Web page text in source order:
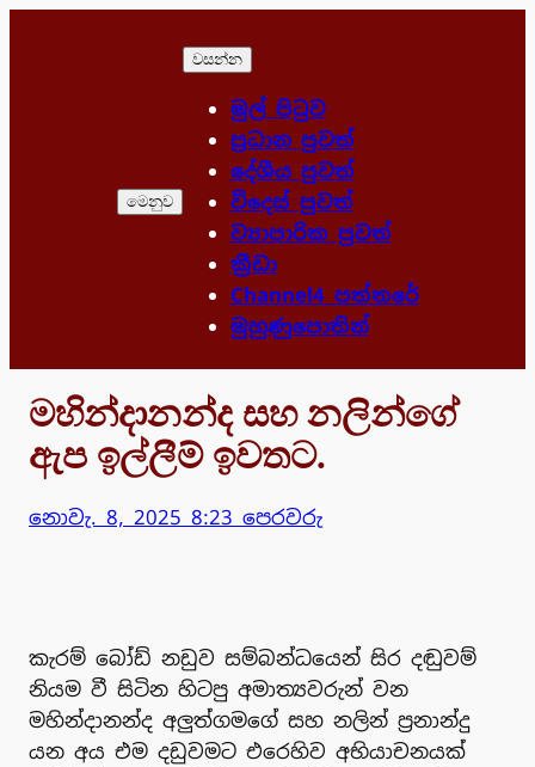
මෙනුව
වසන්න
මුල් පිටුව
ප්‍රධාන පුවත්
දේශීය පුවත්
විදෙස් පුවත්
ව්‍යාපාරික පුවත්
ක්‍රීඩා
Channel4 පත්තරේ
මුහුණුපොතින්
මහින්දානන්ද සහ නලින්ගේ
ඇප ඉල්ලීම් ඉවතට.
නොවැ. 8, 2025 8:23 පෙරවරු
කැරම් බෝඩ් නඩුව සම්බන්ධයෙන් සිර දඬුවම්
නියම වී සිටින හිටපු අමාත්‍යවරුන් වන
මහින්දානන්ද අලුත්ගමගේ සහ නලින් ප්‍රනාන්දු
යන අය එම දඩුවමට එරෙහිව අභියාචනයක්